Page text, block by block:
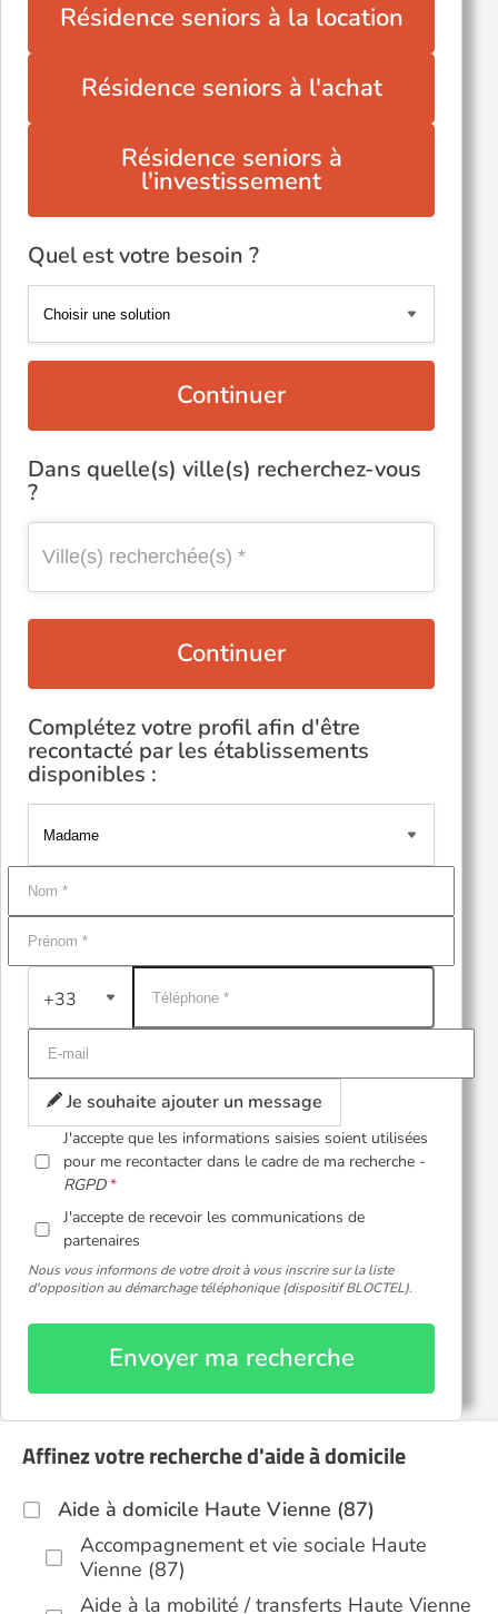
Résidence seniors à la location
Résidence seniors à l'achat
Résidence seniors à
l'investissement
Quel est votre besoin ?
Continuer
Dans quelle(s) ville(s) recherchez-vous
?
Continuer
Complétez votre profil afin d'être
recontacté par les établissements
disponibles :
+33
Je souhaite ajouter un message
J'accepte que les informations saisies soient utilisées
pour me recontacter dans le cadre de ma recherche -
RGPD
J'accepte de recevoir les communications de
partenaires
Nous vous informons de votre droit à vous inscrire sur la liste
d'opposition au démarchage téléphonique (dispositif BLOCTEL).
Envoyer ma recherche
Affinez votre recherche d'aide à domicile
Aide à domicile Haute Vienne (87)
Accompagnement et vie sociale Haute
Vienne (87)
Aide à la mobilité / transferts Haute Vienne